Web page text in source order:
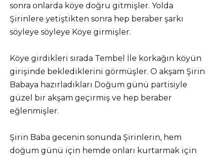
sonra onlarda köye doğru gitmişler. Yolda
Şirinlere yetiştikten sonra hep beraber şarkı
söyleye söyleye Köye girmişler.
Köye girdikleri sırada Tembel İle korkağın köyün
girişinde beklediklerini görmüşler. O akşam Şirin
Babaya hazırladıkları Doğum günü partisiyle
güzel bir akşam geçirmiş ve hep beraber
eğlenmişler.
Şirin Baba gecenin sonunda Şirinlerin, hem
doğum günü için hemde onları kurtarmak için